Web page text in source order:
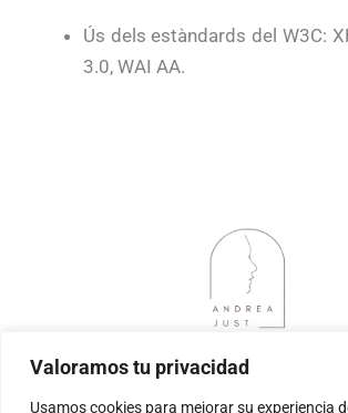
Valoramos tu privacidad
Usamos cookies para mejorar su experiencia
Ús dels estàndards del W3C:
3.0, WAI AA.
Inici Sobre mi Tractaments Galeria de casos